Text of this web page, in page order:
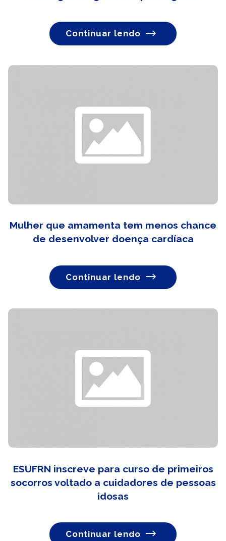
Continuar lendo
Mulher que amamenta tem menos chance
de desenvolver doença cardíaca
Continuar lendo
ESUFRN inscreve para curso de primeiros
socorros voltado a cuidadores de pessoas
idosas
Continuar lendo